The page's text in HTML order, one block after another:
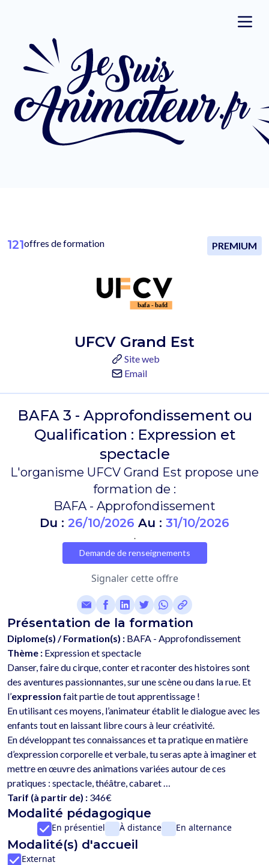
121offres de formation PREMIUM
UFCV Grand Est
Site web
Email
BAFA 3 - Approfondissement ou
Qualification : Expression et
spectacle
L'organisme UFCV Grand Est propose une
formation de :
BAFA - Approfondissement
Du : 26/10/2026 Au : 31/10/2026
.
Demande de renseignements
Signaler cette offre
Présentation de la formation
Diplome(s) / Formation(s) : BAFA - Approfondissement
Thème : Expression et spectacle
Danser, faire du cirque, conter et raconter des histoires sont
des aventures passionnantes, sur une scène ou dans la rue. Et
l’expression fait partie de tout apprentissage !
En utilisant ces moyens, l’animateur établit le dialogue avec les
enfants tout en laissant libre cours à leur créativité.
En développant tes connaissances et ta pratique en matière
d’expression corporelle et verbale, tu seras apte à imaginer et
mettre en œuvre des animations variées autour de ces
Tarif (à partir de) : 346€
Modalité pédagogique
En présentiel À distance En alternance
Modalité(s) d'accueil
Externat